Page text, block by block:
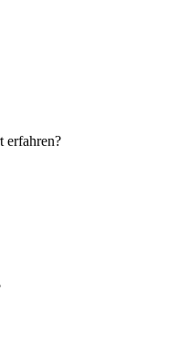
erfahren?